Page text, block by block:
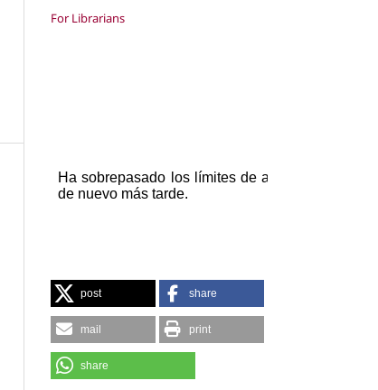
For Librarians
post share
mail print
share